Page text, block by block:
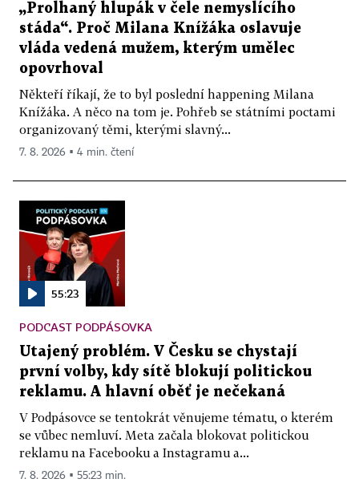
„Prolhaný hlupák v čele nemyslícího
stáda“. Proč Milana Knížáka oslavuje
vláda vedená mužem, kterým umělec
opovrhoval
Někteří říkají, že to byl poslední happening Milana
Knížáka. A něco na tom je. Pohřeb se státními poctami
organizovaný těmi, kterými slavný...
7. 8. 2026 ▪ 4 min. čtení
55:23
PODCAST PODPÁSOVKA
Utajený problém. V Česku se chystají
první volby, kdy sítě blokují politickou
reklamu. A hlavní oběť je nečekaná
V Podpásovce se tentokrát věnujeme tématu, o kterém
se vůbec nemluví. Meta začala blokovat politickou
reklamu na Facebooku a Instagramu a...
7. 8. 2026 ▪ 55:23 min.